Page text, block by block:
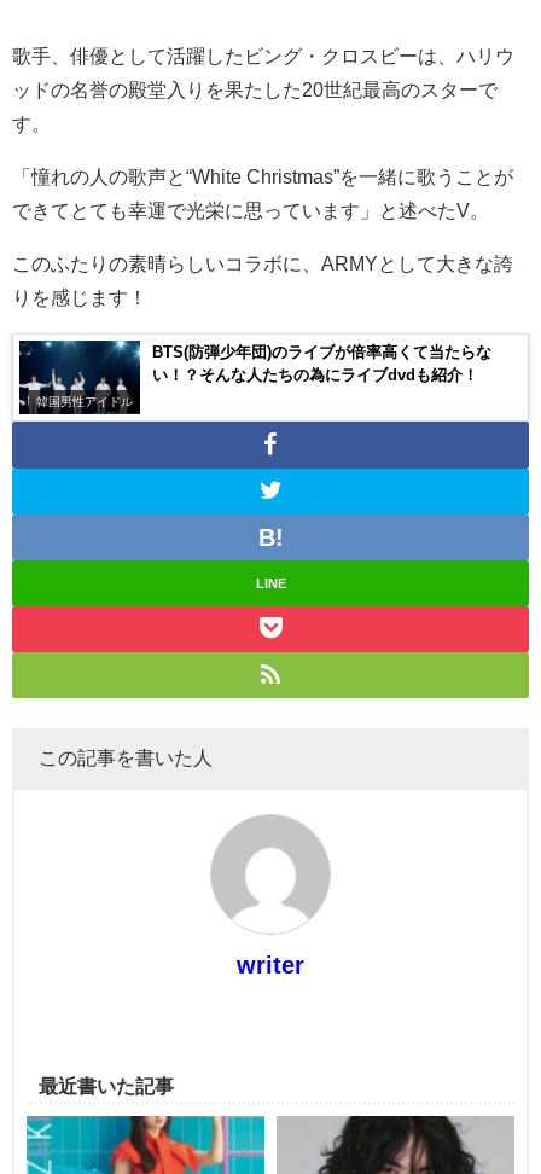
歌手、俳優として活躍したビング・クロスビーは、ハリウ
ッドの名誉の殿堂入りを果たした20世紀最高のスターで
す。
「憧れの人の歌声と“White Christmas”を一緒に歌うことが
できてとても幸運で光栄に思っています」と述べたV
このふたりの素晴らしいコラボに、 ARMY として大きな誇
りを感じます！
韓国男性アイドル
BTS(防弾少年団)のライブが倍率高くて当たらな
い！？そんな人たちの為にライブdvdも紹介！
LINE
この記事を書いた人
writer
最近書いた記事